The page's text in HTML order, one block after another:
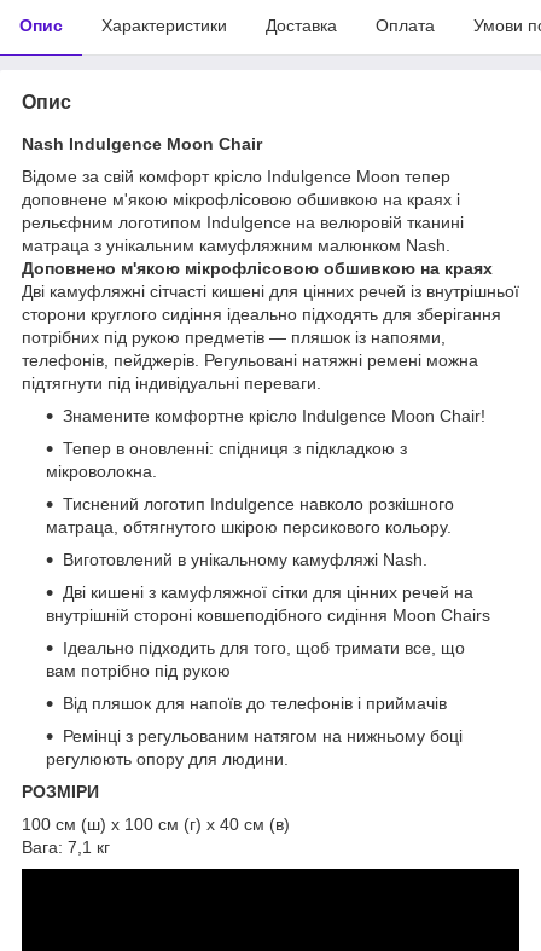
Опис Характеристики Доставка Оплата Умови
Опис
Nash Indulgence Moon Chair
Відоме за свій комфорт крісло Indulgence Moon тепер
доповнене м'якою мікрофлісовою обшивкою на краях і
рельєфним логотипом Indulgence на велюровій тканині
матраца з унікальним камуфляжним малюнком Nash.
Доповнено м'якою мікрофлісовою обшивкою на краях
Дві камуфляжні сітчасті кишені для цінних речей із внутрішньої
сторони круглого сидіння ідеально підходять для зберігання
потрібних під рукою предметів — пляшок із напоями,
телефонів, пейджерів. Регульовані натяжні ремені можна
підтягнути під індивідуальні переваги.
Знамените комфортне крісло Indulgence Moon Chair!
Тепер в оновленні: спідниця з підкладкою з
мікроволокна.
Тиснений логотип Indulgence навколо розкішного
матраца, обтягнутого шкірою персикового кольору.
Виготовлений в унікальному камуфляжі Nash.
Дві кишені з камуфляжної сітки для цінних речей на
внутрішній стороні ковшеподібного сидіння Moon Chairs
Ідеально підходить для того, щоб тримати все, що
вам потрібно під рукою
Від пляшок для напоїв до телефонів і приймачів
Ремінці з регульованим натягом на нижньому боці
регулюють опору для людини.
РОЗМІРИ
100 см (ш) x 100 см (г) x 40 см (в)
Вага: 7,1 кг